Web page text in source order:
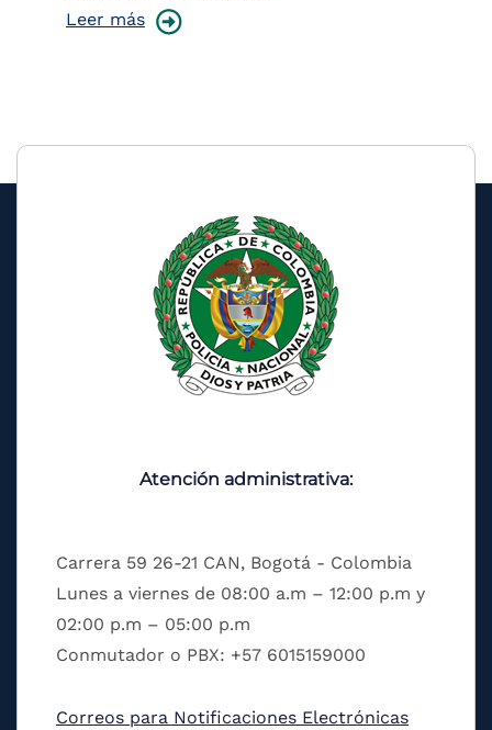
Leer más
Atención administrativa:
Carrera 59 26-21 CAN, Bogotá - Colombia
Lunes a viernes de 08:00 a.m – 12:00 p.m y
02:00 p.m – 05:00 p.m
Conmutador o PBX: +57 6015159000
Correos para Notificaciones Electrónicas